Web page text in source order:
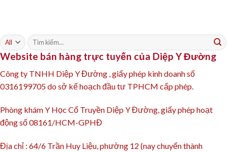
Tìm
kiếm:
Website bán hàng trực tuyến của Diệp Y Đường
Công ty TNHH Diệp Y Đường , giấy phép kinh doanh số
0316199705 do sở kế hoạch đầu tư TPHCM cấp phép.
Phòng khám Y Học Cổ Truyền Diệp Y Đường, giấy phép hoạt
động số 08161/HCM-GPHĐ
Địa chỉ : 64/6 Trần Huy Liệu, phường 12 (nay chuyển thành